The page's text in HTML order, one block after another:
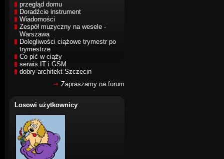
przegląd domu
Doradźcie instrument
Wiadomości
Zespół muzyczny na wesele -
Warszawa
Dolegliwości ciążowe trymestr po
trymestrze
Co pić w ciąży
serwis IT i GSM
dobry architekt Szczecin
Zapraszamy na forum
Losowi użytkownicy